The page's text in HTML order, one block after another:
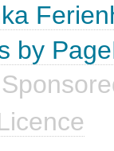
by